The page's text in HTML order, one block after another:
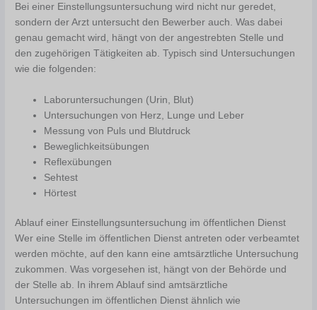
Bei einer Einstellungsuntersuchung wird nicht nur geredet,
sondern der Arzt untersucht den Bewerber auch. Was dabei
genau gemacht wird, hängt von der angestrebten Stelle und
den zugehörigen Tätigkeiten ab. Typisch sind Untersuchungen
wie die folgenden:
Laboruntersuchungen (Urin, Blut)
Untersuchungen von Herz, Lunge und Leber
Messung von Puls und Blutdruck
Beweglichkeitsübungen
Reflexübungen
Sehtest
Hörtest
Ablauf einer Einstellungsuntersuchung im öffentlichen Dienst
Wer eine Stelle im öffentlichen Dienst antreten oder verbeamtet
werden möchte, auf den kann eine amtsärztliche Untersuchung
zukommen. Was vorgesehen ist, hängt von der Behörde und
der Stelle ab. In ihrem Ablauf sind amtsärztliche
Untersuchungen im öffentlichen Dienst ähnlich wie